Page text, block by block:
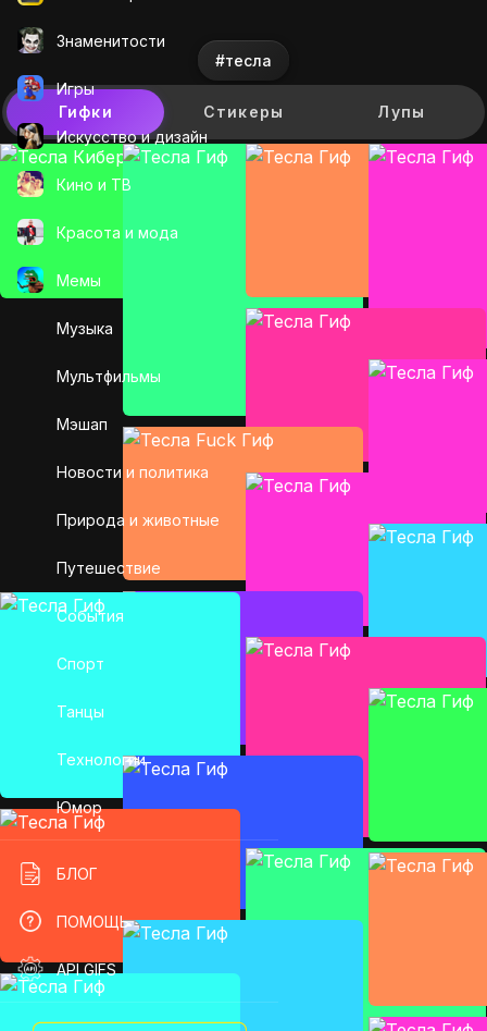
Знаменитости
Игры
Искусcтво и дизайн
Кино и ТВ
Красота и мода
Мемы
Музыка
Мультфильмы
Мэшап
Новости и политика
Природа и животные
Путешествие
События
Спорт
Танцы
Технологии
Юмор
БЛОГ
ПОМОЩЬ
API GIFS
#тесла
Гифки Стикеры Лупы